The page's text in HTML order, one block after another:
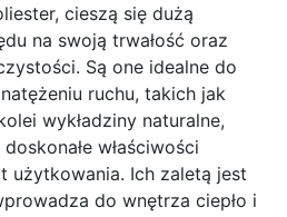
cieszą się dużą
na swoją trwałość oraz
Są one idealne do
ruchu, takich jak
wykładziny naturalne,
właściwości
użytkowania. Ich zaletą jest
do wnętrza ciepło i